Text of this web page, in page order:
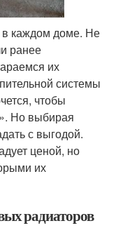
в каждом доме. Не
ранее
их
системы
чтобы
Но выбирая
с выгодой.
ценой, но
их
радиаторов